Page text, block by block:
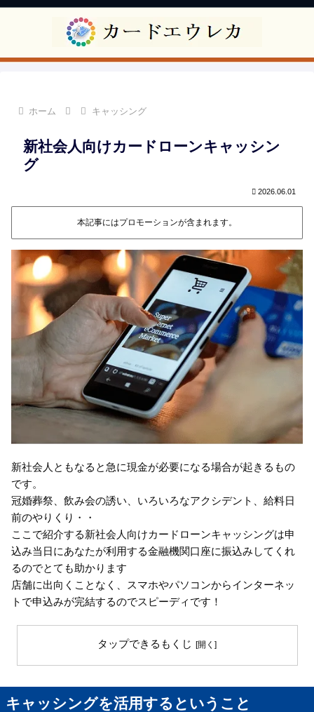
ホーム キャッシング
新社会人向けカードローンキャッシン
グ
2026.06.01
本記事にはプロモーションが含まれます。
新社会人ともなると急に現金が必要になる場合が起きるもの
です。
冠婚葬祭、飲み会の誘い、いろいろなアクシデント、給料日
前のやりくり・・
ここで紹介する新社会人向けカードローンキャッシングは申
込み当日にあなたが利用する金融機関口座に振込みしてくれ
るのでとても助かります
店舗に出向くことなく、スマホやパソコンからインターネッ
トで申込みが完結するのでスピーディです！
タップできるもくじ
キャッシングを活用するということ